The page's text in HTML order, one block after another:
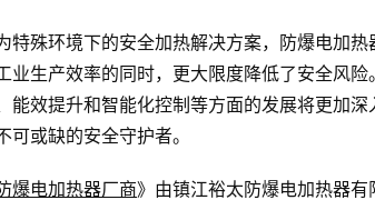
特殊环境下的安全加热解决方案，防爆电加
业生产效率的同时，更大限度降低了安全风
能效提升和智能化控制等方面的发展将更加
可或缺的安全守护者。
爆电加热器厂商》由镇江裕太防爆电加热器